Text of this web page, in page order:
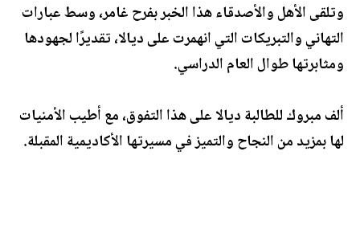
وتلقى الأهل والأصدقاء هذا الخبر بفرح غامر، وسط عبارات
التهاني والتبريكات التي انهمرت على ديالا، تقديرًا لجهودها
ومثابرتها طوال العام الدراسي.
ألف مبروك للطالبة ديالا على هذا التفوق، مع أطيب الأمنيات
لها بمزيد من النجاح والتميز في مسيرتها الأكاديمية المقبلة.